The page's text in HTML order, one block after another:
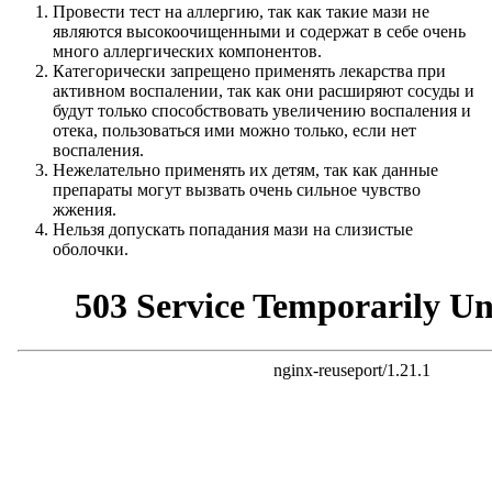
Провести тест на аллергию, так как такие мази не
являются высокоочищенными и содержат в себе очень
много аллергических компонентов.
Категорически запрещено применять лекарства при
активном воспалении, так как они расширяют сосуды и
будут только способствовать увеличению воспаления и
отека, пользоваться ими можно только, если нет
воспаления.
Нежелательно применять их детям, так как данные
препараты могут вызвать очень сильное чувство
жжения.
Нельзя допускать попадания мази на слизистые
оболочки.